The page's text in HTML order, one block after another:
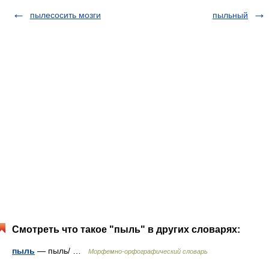
пылесосить мозги пыльный
Смотреть что такое "пыль" в других словарях:
пыль — пыль/ … Морфемно-орфографический словарь